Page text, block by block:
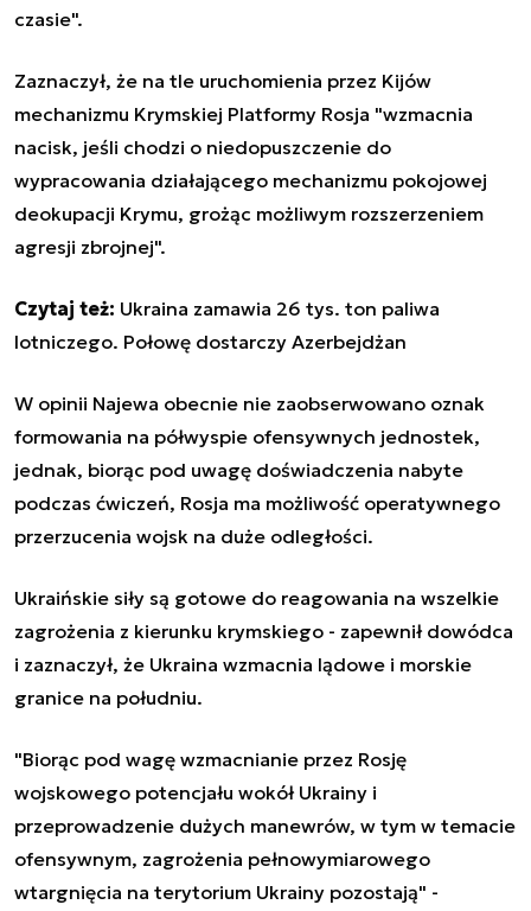
czasie".
Zaznaczył, że na tle uruchomienia przez Kijów
mechanizmu Krymskiej Platformy Rosja "wzmacnia
nacisk, jeśli chodzi o niedopuszczenie do
wypracowania działającego mechanizmu pokojowej
deokupacji Krymu, grożąc możliwym rozszerzeniem
agresji zbrojnej".
Czytaj też: Ukraina zamawia 26 tys. ton paliwa
lotniczego. Połowę dostarczy Azerbejdżan
W opinii Najewa obecnie nie zaobserwowano oznak
formowania na półwyspie ofensywnych jednostek,
jednak, biorąc pod uwagę doświadczenia nabyte
podczas ćwiczeń, Rosja ma możliwość operatywnego
przerzucenia wojsk na duże odległości.
Ukraińskie siły są gotowe do reagowania na wszelkie
zagrożenia z kierunku krymskiego - zapewnił dowódca
i zaznaczył, że Ukraina wzmacnia lądowe i morskie
granice na południu.
"Biorąc pod wagę wzmacnianie przez Rosję
wojskowego potencjału wokół Ukrainy i
przeprowadzenie dużych manewrów, w tym w temacie
ofensywnym, zagrożenia pełnowymiarowego
wtargnięcia na terytorium Ukrainy pozostają" -